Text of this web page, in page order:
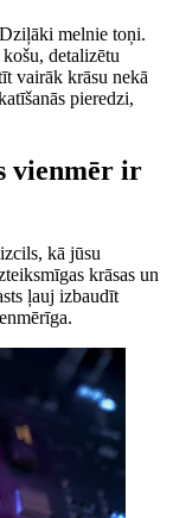
melnie toņi.
detalizētu
vairāk krāsu nekā
pieredzi,
vienmēr ir
kā jūsu
krāsas un
ļauj izbaudīt